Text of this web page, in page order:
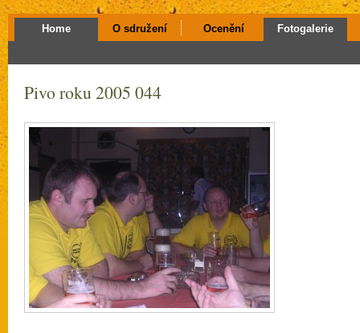
Home O sdružení Ocenění Fotogalerie
Pivo roku 2005 044